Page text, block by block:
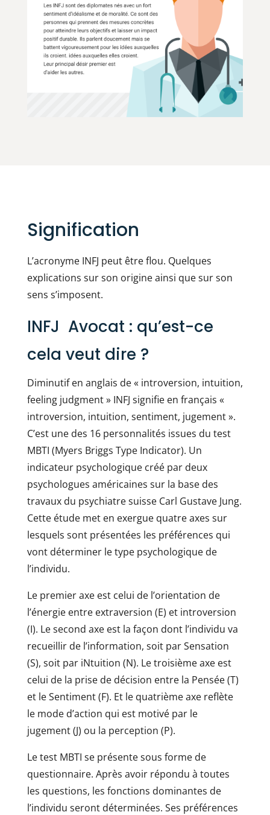
Signification
L’acronyme INFJ peut être flou. Quelques
explications sur son origine ainsi que sur son
sens s’imposent.
INFJ Avocat : qu’est-ce
cela veut dire ?
Diminutif en anglais de « introversion, intuition,
feeling judgment » INFJ signifie en français «
introversion, intuition, sentiment, jugement ».
C’est une des 16 personnalités issues du test
MBTI (Myers Briggs Type Indicator). Un
indicateur psychologique créé par deux
psychologues américaines sur la base des
travaux du psychiatre suisse Carl Gustave Jung.
Cette étude met en exergue quatre axes sur
lesquels sont présentées les préférences qui
vont déterminer le type psychologique de
l’individu.
Le premier axe est celui de l’orientation de
l’énergie entre extraversion (E) et introversion
(I). Le second axe est la façon dont l’individu va
recueillir de l’information, soit par Sensation
(S), soit par iNtuition (N). Le troisième axe est
celui de la prise de décision entre la Pensée (T)
et le Sentiment (F). Et le quatrième axe reflète
le mode d’action qui est motivé par le
jugement (J) ou la perception (P).
Le test MBTI se présente sous forme de
questionnaire. Après avoir répondu à toutes
les questions, les fonctions dominantes de
l’individu seront déterminées. Ses préférences